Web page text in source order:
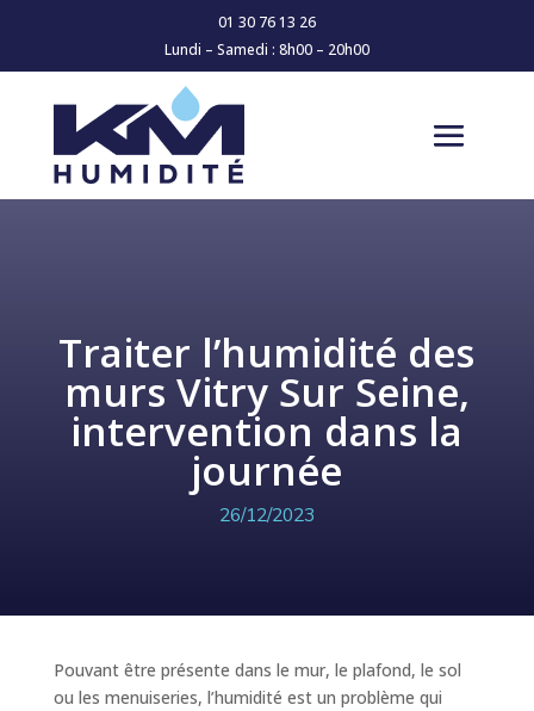
01 30 76 13 26
Lundi – Samedi : 8h00 – 20h00
Traiter l’humidité des
murs Vitry Sur Seine,
intervention dans la
journée
26/12/2023
Pouvant être présente dans le mur, le plafond, le sol
ou les menuiseries, l’humidité est un problème qui